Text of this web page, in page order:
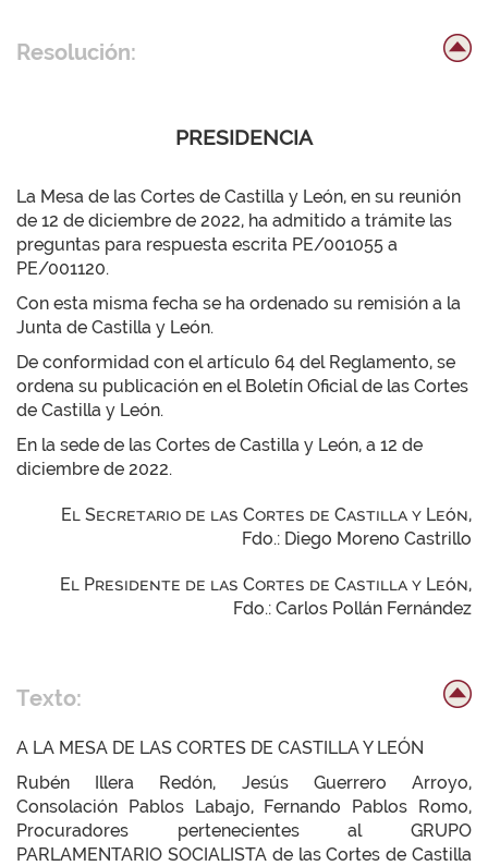
Resolución:
PRESIDENCIA
La Mesa de las Cortes de Castilla y León, en su reunión
de 12 de diciembre de 2022, ha admitido a trámite las
preguntas para respuesta escrita PE/001055 a
PE/001120.
Con esta misma fecha se ha ordenado su remisión a la
Junta de Castilla y León.
De conformidad con el artículo 64 del Reglamento, se
ordena su publicación en el Boletín Oficial de las Cortes
de Castilla y León.
En la sede de las Cortes de Castilla y León, a 12 de
diciembre de 2022.
El Secretario de las Cortes de Castilla y León,
Fdo.: Diego Moreno Castrillo
El Presidente de las Cortes de Castilla y León,
Fdo.: Carlos Pollán Fernández
Texto:
A LA MESA DE LAS CORTES DE CASTILLA Y LEÓN
Rubén Illera Redón, Jesús Guerrero Arroyo,
Consolación Pablos Labajo, Fernando Pablos Romo,
Procuradores pertenecientes al GRUPO
PARLAMENTARIO SOCIALISTA de las Cortes de Castilla